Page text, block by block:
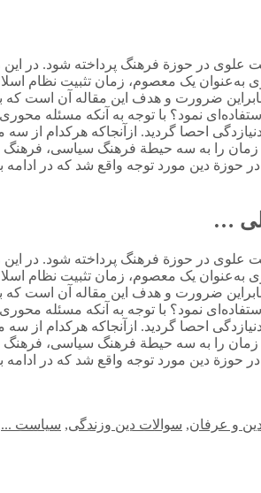
در حوزة فرهنگ پرداخته شود. در این
یک معصوم، زمان تثبیت نظام
ضرورت و هدف این مقاله آن است که
نمود؟ با توجه به آنکه مسئله
احصا گردید. ازآنجا‌که هرکدام از
زمان را به سه حیطة فرهنگ سیاسی،
حوزة دین مورد توجه واقع شد که در
…
در حوزة فرهنگ پرداخته شود. در این
یک معصوم، زمان تثبیت نظام
ضرورت و هدف این مقاله آن است که
نمود؟ با توجه به آنکه مسئله
احصا گردید. ازآنجا‌که هرکدام از
زمان را به سه حیطة فرهنگ سیاسی،
حوزة دین مورد توجه واقع شد که در
دین و عرفان, سوالات دین وزندگی, سیاست‌ ...